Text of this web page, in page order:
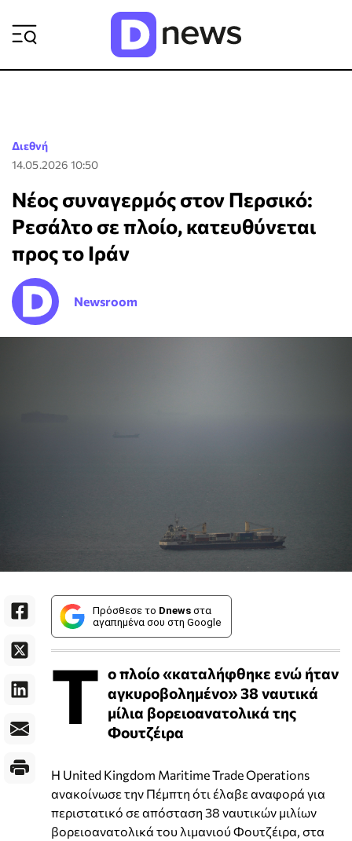
Διεθνή
14.05.2026 10:50
Νέος συναγερμός στον Περσικό:
Ρεσάλτο σε πλοίο, κατευθύνεται
προς το Ιράν
Newsroom
Πρόσθεσε το Dnews στα
αγαπημένα σου στη Google
Τ ο πλοίο «καταλήφθηκε ενώ ήταν
αγκυροβολημένο» 38 ναυτικά
μίλια βορειοανατολικά της
Φουτζέιρα
Η United Kingdom Maritime Trade Operations
ανακοίνωσε την Πέμπτη ότι έλαβε αναφορά για
περιστατικό σε απόσταση 38 ναυτικών μιλίων
βορειοανατολικά του λιμανιού Φουτζέιρα, στα